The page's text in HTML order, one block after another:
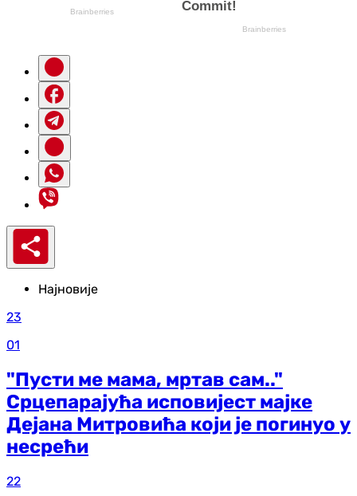
Најновије
23
01
"Пусти ме мама, мртав сам.."
Срцепарајућа исповијест мајке
Дејана Митровића који је погинуо у
несрећи
22